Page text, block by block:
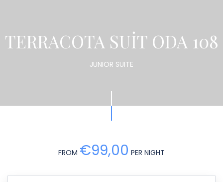
TERRACOTA SUİT ODA 108
JUNIOR SUITE
FROM €99,00 PER NIGHT